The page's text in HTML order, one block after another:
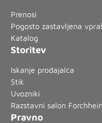
Prenosi
Pogosto zastavljena
Katalog
Storitev
Iskanje prodajalca
Stik
Uvozniki
Razstavni salon
Pravno